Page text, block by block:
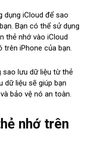
dụng iCloud để sao
Bạn có thể sử dụng
thẻ nhớ vào iCloud
trên iPhone của bạn.
sao lưu dữ liệu từ thẻ
dữ liệu sẽ giúp bạn
bảo vệ nó an toàn.
nhớ trên